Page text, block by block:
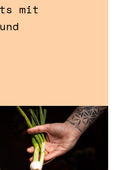
mit